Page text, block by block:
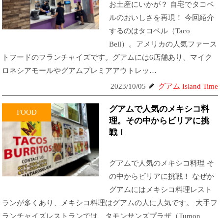
お土産にいかが？ 自宅でタコベ
ルのおいしさを再現！ 今回紹介
するのはタコベル（Taco
Bell）。アメリカの人気ファース
トフードのフランチャイズです。グアムには6店舗あり、マイク
ロネシアモールやグアムプレミアアウトレッ…
2023/10/05
グアム Island Time
FOOD
グアムで人気のメキシコ料
理。その中からビリアに挑
戦！
グアムで人気のメキシコ料理 そ
の中からビリアに挑戦！ なぜか
グアムにはメキシコ料理レスト
ランが多くあり、メキシコ料理はグアムの人に人気です。 大手フ
ランチャイズレストランでは、タモンサンズプラザ（Tumon